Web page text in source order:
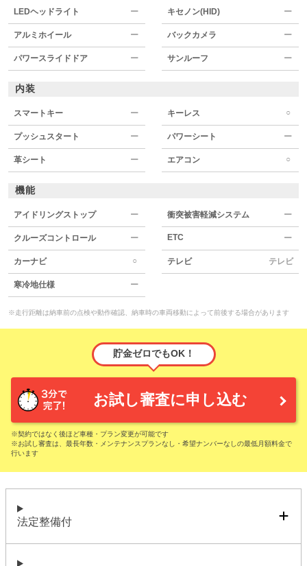
LEDヘッドライト ー キセノン(HID) ー
アルミホイール ー バックカメラ ー
パワースライドドア ー サンルーフ ー
内装
スマートキー ー キーレス ○
プッシュスタート ー パワーシート ー
革シート ー エアコン ○
機能
アイドリングストップ ー 衝突被害軽減システム ー
クルーズコントロール ー ETC ー
カーナビ ○ テレビ テレビ
寒冷地仕様 ー
※走行距離は納車前の点検や動作確認、納車時の車両移動によって前後する場合があります
貯金ゼロでもOK！
お試し審査に申し込む
※契約ではなく後ほど車種・プラン変更が可能です
※お試し審査は、最長年数・メンテナンスプランなし・希望ナンバーなしの最低月額料金で
行います
法定整備付